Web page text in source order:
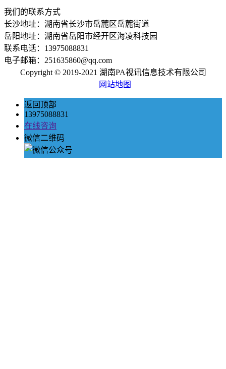
我们的联系方式
长沙地址：湖南省长沙市岳麓区岳麓街道
岳阳地址：湖南省岳阳市经开区海凌科技园
联系电话：13975088831
电子邮箱：251635860@qq.com
Copyright © 2019-2021 湖南PA视讯信息技术有限公司
网站地图
返回顶部
13975088831
在线咨询
微信二维码